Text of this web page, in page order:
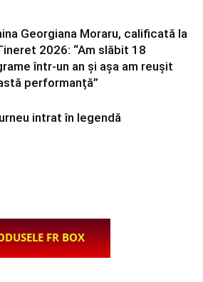
Georgiana Moraru, calificată la
2026: “Am slăbit 18
într-un an și așa am reușit
performanță”
intrat în legendă
FR BOX